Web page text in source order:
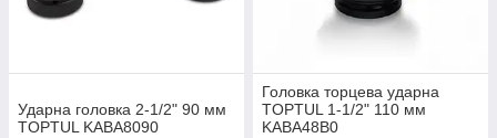
Ударна головка 2-1/2" 90 мм
TOPTUL KABA8090
Головка торцева ударна
TOPTUL 1-1/2" 110 мм
KABA48B0